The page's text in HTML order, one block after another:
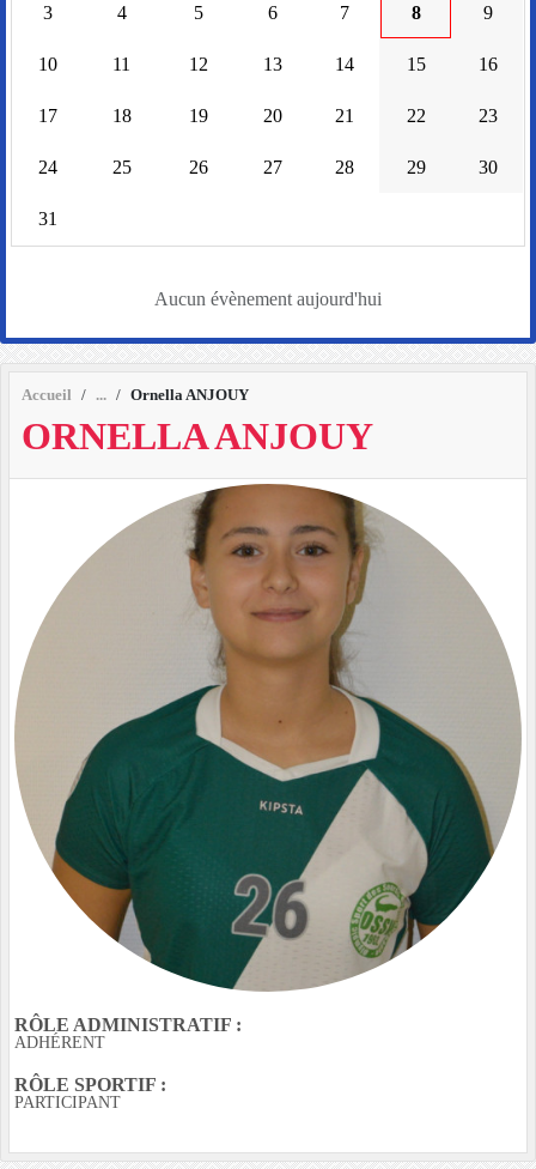
Accueil Ornella ANJOUY
ORNELLA ANJOUY
RÔLE ADMINISTRATIF :
ADHÉRENT
RÔLE SPORTIF :
PARTICIPANT
3 4 5 6 7 8 9
10 11 12 13 14 15 16
17 18 19 20 21 22 23
24 25 26 27 28 29 30
31
Aucun évènement aujourd'hui